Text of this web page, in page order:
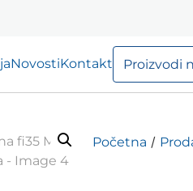
NovostiKontakt Proizvodi
Početna /